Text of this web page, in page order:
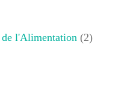
l'Alimentation (2)